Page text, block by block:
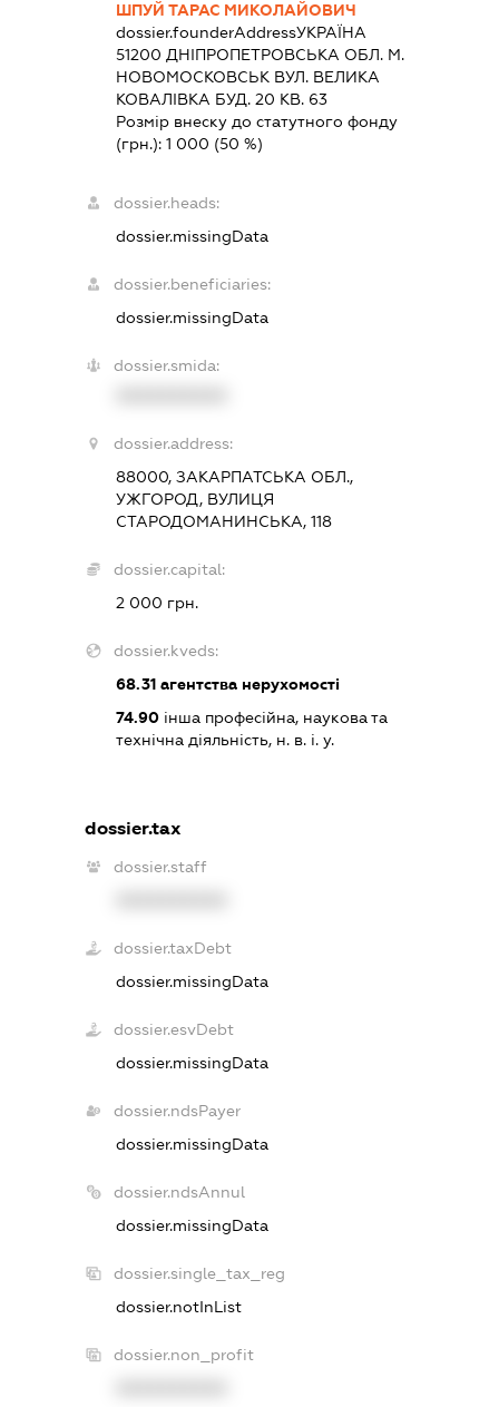
ШПУЙ ТАРАС МИКОЛАЙОВИЧ
dossier.founderAddressУКРАЇНА
51200 ДНIПРОПЕТРОВСЬКА ОБЛ. М.
НОВОМОСКОВСЬК ВУЛ. ВЕЛИКА
КОВАЛІВКА БУД. 20 КВ. 63
Розмір внеску до статутного фонду
(грн.):1 000 (50 %)
dossier.heads:
dossier.missingData
dossier.beneficiaries:
dossier.missingData
dossier.smida:
dossier.address:
88000, ЗАКАРПАТСЬКА ОБЛ.,
УЖГОРОД, ВУЛИЦЯ
СТАРОДОМАНИНСЬКА, 118
dossier.capital:
2 000 грн.
dossier.kveds:
68.31 агентства нерухомості
74.90 інша професійна, наукова та
технічна діяльність, н. в. і. у.
dossier.tax
dossier.staff
dossier.taxDebt
dossier.missingData
dossier.esvDebt
dossier.missingData
dossier.ndsPayer
dossier.missingData
dossier.ndsAnnul
dossier.missingData
dossier.single_tax_reg
dossier.notInList
dossier.non_profit